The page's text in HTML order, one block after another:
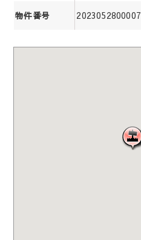
物件番号 2023052800007